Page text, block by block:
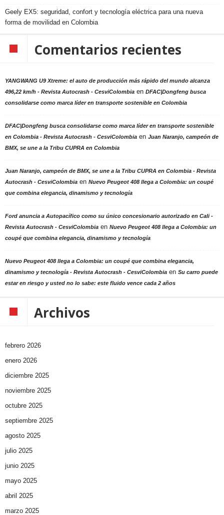
Geely EX5: seguridad, confort y tecnología eléctrica para una nueva
forma de movilidad en Colombia
Comentarios recientes
YANGWANG U9 Xtreme: el auto de producción más rápido del mundo alcanza
496,22 km/h - Revista Autocrash - CesviColombia en DFAC|Dongfeng busca
consolidarse como marca líder en transporte sostenible en Colombia
DFAC|Dongfeng busca consolidarse como marca líder en transporte sostenible
en Colombia - Revista Autocrash - CesviColombia en Juan Naranjo, campeón de
BMX, se une a la Tribu CUPRA en Colombia
Juan Naranjo, campeón de BMX, se une a la Tribu CUPRA en Colombia - Revista
Autocrash - CesviColombia en Nuevo Peugeot 408 llega a Colombia: un coupé
que combina elegancia, dinamismo y tecnología
Ford anuncia a Autopacífico como su único concesionario autorizado en Cali -
Revista Autocrash - CesviColombia en Nuevo Peugeot 408 llega a Colombia: un
coupé que combina elegancia, dinamismo y tecnología
Nuevo Peugeot 408 llega a Colombia: un coupé que combina elegancia,
dinamismo y tecnología - Revista Autocrash - CesviColombia en Su carro puede
estar en riesgo y usted no lo sabe: este fluido vence cada 2 años
Archivos
febrero 2026
enero 2026
diciembre 2025
noviembre 2025
octubre 2025
septiembre 2025
agosto 2025
julio 2025
junio 2025
mayo 2025
abril 2025
marzo 2025